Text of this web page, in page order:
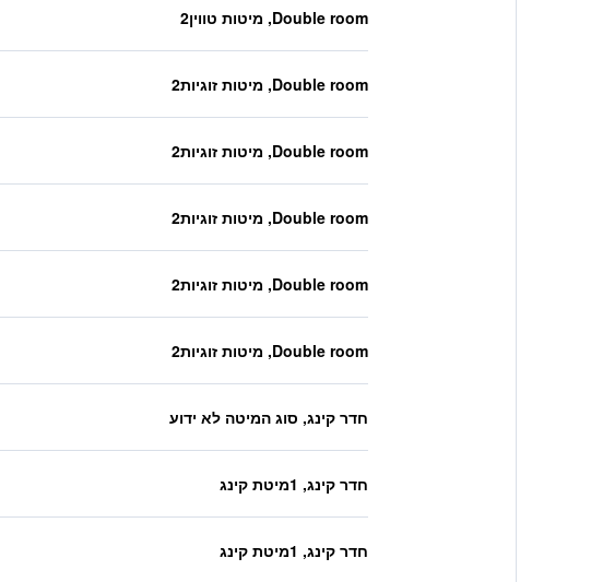
Double room, מיטות טווין2
Double room, מיטות זוגיות2
Double room, מיטות זוגיות2
Double room, מיטות זוגיות2
Double room, מיטות זוגיות2
Double room, מיטות זוגיות2
חדר קינג, סוג המיטה לא ידוע
חדר קינג, 1מיטת קינג
חדר קינג, 1מיטת קינג